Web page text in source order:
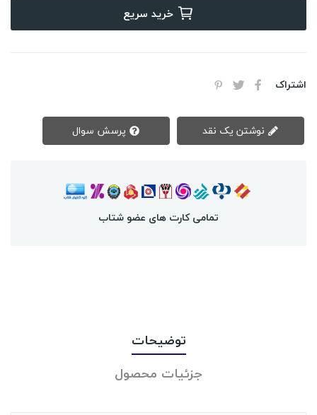
خرید سریع
اشتراک
تمامی کارت های عضو شتاب
توضیحات
جزئیات محصول